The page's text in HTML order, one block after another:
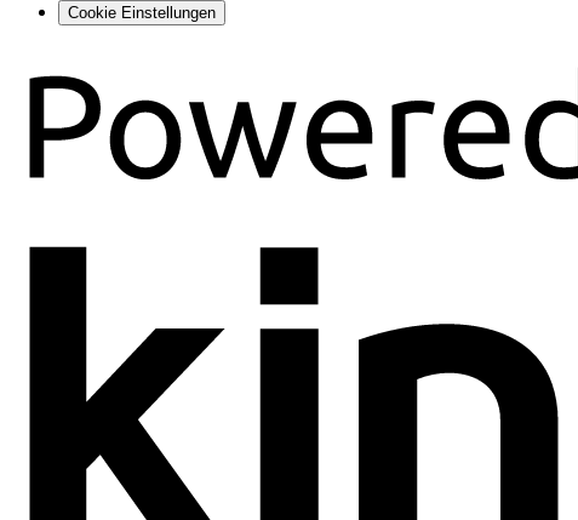
Cookie Einstellungen